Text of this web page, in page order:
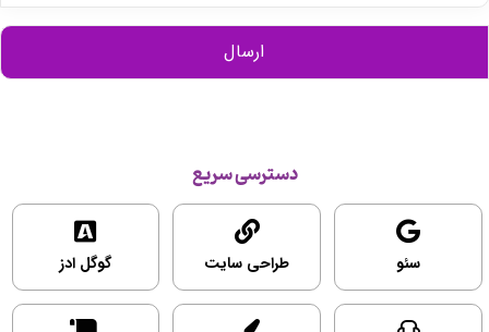
(ضروری)
دسترسی سریع
سئو طراحی سایت گوگل ادز